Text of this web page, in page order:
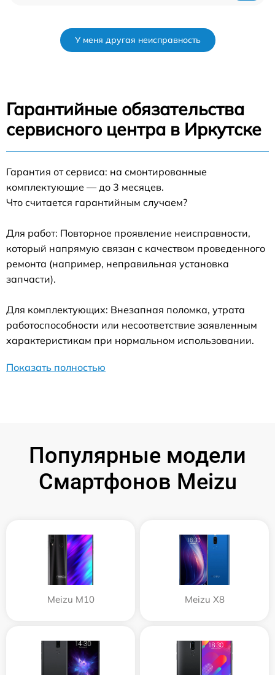
У меня другая неисправность
Гарантийные обязательства
сервисного центра в Иркутске
Гарантия от сервиса: на смонтированные
комплектующие — до 3 месяцев.
Что считается гарантийным случаем?
Для работ: Повторное проявление неисправности,
который напрямую связан с качеством проведенного
ремонта (например, неправильная установка
запчасти).
Для комплектующих: Внезапная поломка, утрата
работоспособности или несоответствие заявленным
характеристикам при нормальном использовании.
Показать полностью
Популярные модели
Смартфонов Meizu
Meizu M10 Meizu X8